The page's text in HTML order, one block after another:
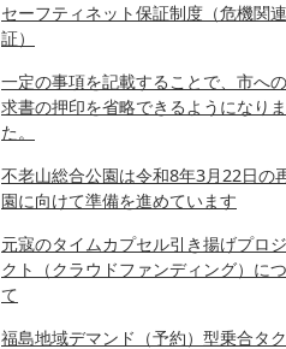
セーフティネット保証制度（危機関
証）
一定の事項を記載することで、市へ
求書の押印を省略できるようになり
た。
不老山総合公園は令和8年3月22日の
園に向けて準備を進めています
元寇のタイムカプセル引き揚げプロ
クト（クラウドファンディング）に
て
福島地域デマンド（予約）型乗合タ